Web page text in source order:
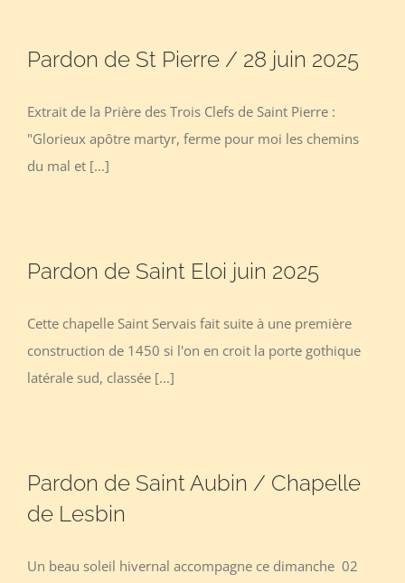
Pardon de St Pierre / 28 juin 2025
Extrait de la Prière des Trois Clefs de Saint Pierre :
"Glorieux apôtre martyr, ferme pour moi les chemins
du mal et [...]
Pardon de Saint Eloi juin 2025
Cette chapelle Saint Servais fait suite à une première
construction de 1450 si l'on en croit la porte gothique
latérale sud, classée [...]
Pardon de Saint Aubin / Chapelle
de Lesbin
Un beau soleil hivernal accompagne ce dimanche 02